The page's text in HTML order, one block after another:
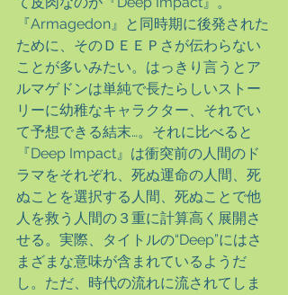
『Armagedon』と同時期に後発された
ために、そのＤＥＥＰさが伝わらない
ことが多いみたい。はっきり言うとア
ルマゲドンは単純で長たらしいストー
リーに幼稚なキャラクター、それでい
て予想できる結末…。それに比べると
『Deep Impact』は衝突前の人間のド
ラマをそれぞれ、死ぬ運命の人間、死
ぬことを選択する人間、死ぬことで他
人を救う人間の３重に計算高く展開さ
せる。実際、タイトルの“Deep”にはさ
まざまな意味が含まれているようだ
し。ただ、時代の流れに流されてしま